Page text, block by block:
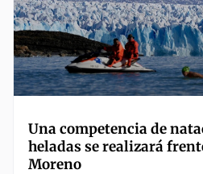
Una competencia de
heladas se realizará
Moreno